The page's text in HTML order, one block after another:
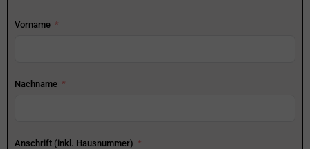
Vorname
Nachname
Anschrift (inkl. Hausnummer)